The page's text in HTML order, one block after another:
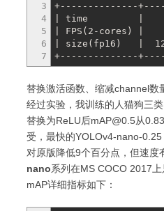
3
4
5
6
7
+--------------
| time |
|
|
+--------------
替换激活函数、缩减channel数
经过实验，我训练的人猫狗三
替换为ReLU后mAP@0.5从
受，最快的YOLOv4-nano-
对原版降低9个百分点，但速度
nano系列在MS COCO 2017
mAP详细指标如下：